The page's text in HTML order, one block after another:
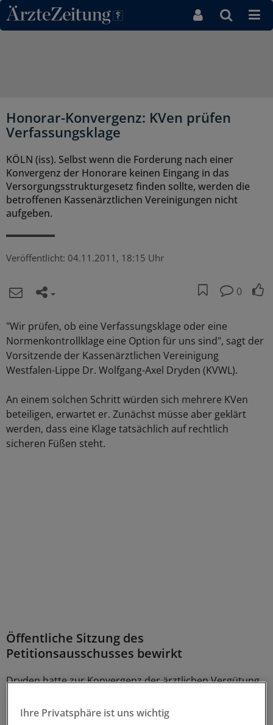
Direkt zum Inhaltsbereich
Honorar-Konvergenz: KVen prüfen
Verfassungsklage
KÖLN (iss). Selbst wenn die Forderung nach einer
Konvergenz der Honorare keinen Eingang in das
Versorgungsstrukturgesetz finden sollte, werden die
betroffenen Kassenärztlichen Vereinigungen nicht
aufgeben.
Veröffentlicht: 04.11.2011, 18:15 Uhr
0
"Wir prüfen, ob eine Verfassungsklage oder eine
Normenkontrollklage eine Option für uns sind", sagt der
Vorsitzende der Kassenärztlichen Vereinigung
Westfalen-Lippe Dr. Wolfgang-Axel Dryden (KVWL).
An einem solchen Schritt würden sich mehrere KVen
beteiligen, erwartet er. Zunächst müsse aber geklärt
werden, dass eine Klage tatsächlich auf rechtlich
sicheren Füßen steht.
Öffentliche Sitzung des
Petitionsausschusses bewirkt
Dryden hatte zur Konvergenz der ärztlichen Vergütung
Unterstützer gefunden.
Ihre Privatsphäre ist uns wichtig